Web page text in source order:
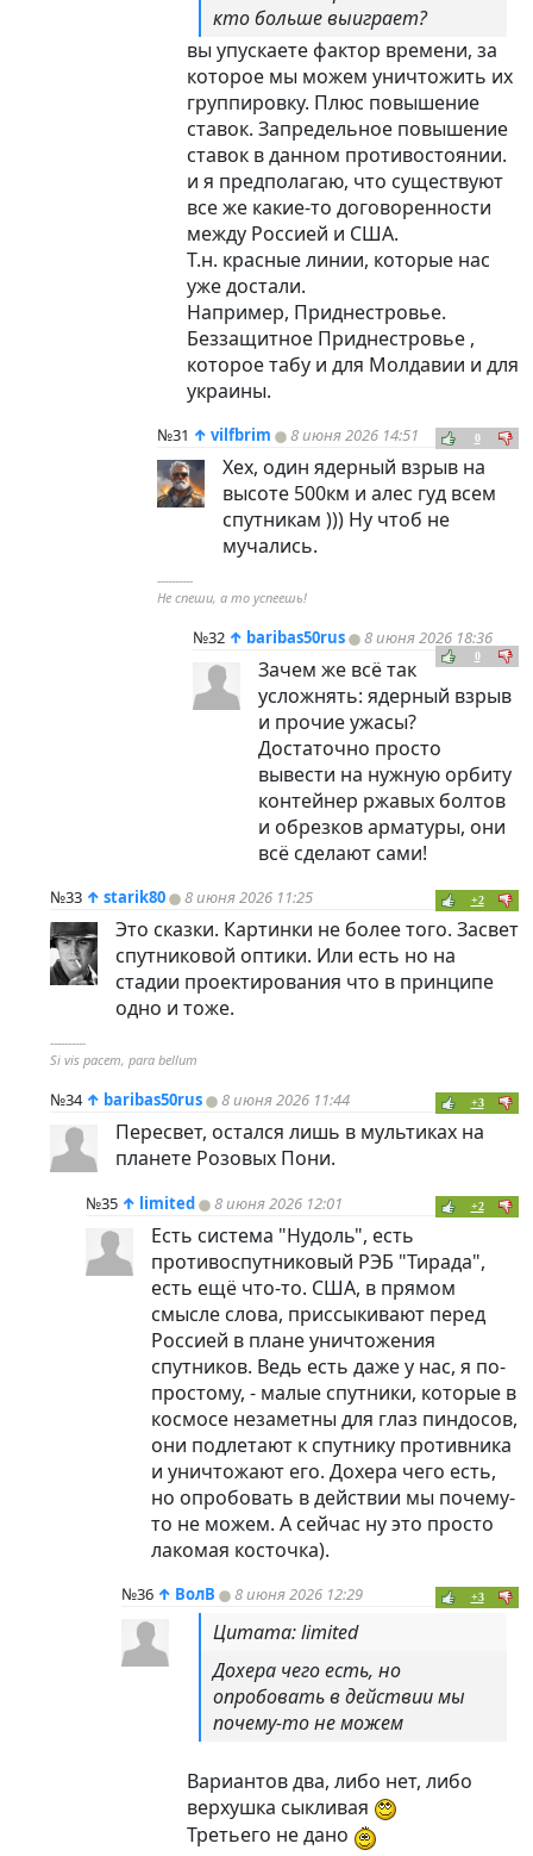
кто больше выиграет?
вы упускаете фактор времени, за
которое мы можем уничтожить их
группировку. Плюс повышение
ставок. Запредельное повышение
ставок в данном противостоянии.
и я предполагаю, что существуют
все же какие-то договоренности
между Россией и США.
Т.н. красные линии, которые нас
уже достали.
Например, Приднестровье.
Беззащитное Приднестровье ,
которое табу и для Молдавии и для
украины.
№31 ↑ vilfbrim 8 июня 2026 14:51 0
Хех, один ядерный взрыв на
высоте 500км и алес гуд всем
спутникам ))) Ну чтоб не
мучались.
----------
Не спеши, а то успеешь!
№32 ↑ baribas50rus 8 июня 2026 18:36
0
Зачем же всё так
усложнять: ядерный взрыв
и прочие ужасы?
Достаточно просто
вывести на нужную орбиту
контейнер ржавых болтов
и обрезков арматуры, они
всё сделают сами!
№33 ↑ starik80 8 июня 2026 11:25 +2
Это сказки. Картинки не более того. Засвет
спутниковой оптики. Или есть но на
стадии проектирования что в принципе
одно и тоже.
----------
Si vis pacem, para bellum
№34 ↑ baribas50rus 8 июня 2026 11:44 +3
Пересвет, остался лишь в мультиках на
планете Розовых Пони.
№35 ↑ limited 8 июня 2026 12:01 +2
Есть система "Нудоль", есть
противоспутниковый РЭБ "Тирада",
есть ещё что-то. США, в прямом
смысле слова, приссыкивают перед
Россией в плане уничтожения
спутников. Ведь есть даже у нас, я по-
простому, - малые спутники, которые в
космосе незаметны для глаз пиндocов,
они подлетают к спутнику противника
и уничтожают его. Дохера чего есть,
но опробовать в действии мы почему-
то не можем. А сейчас ну это просто
лакомая косточка).
№36 ↑ ВолВ 8 июня 2026 12:29 +3
Цитата: limited
Дохера чего есть, но
опробовать в действии мы
почему-то не можем
Вариантов два, либо нет, либо
верхушка сыкливая
Третьего не дано